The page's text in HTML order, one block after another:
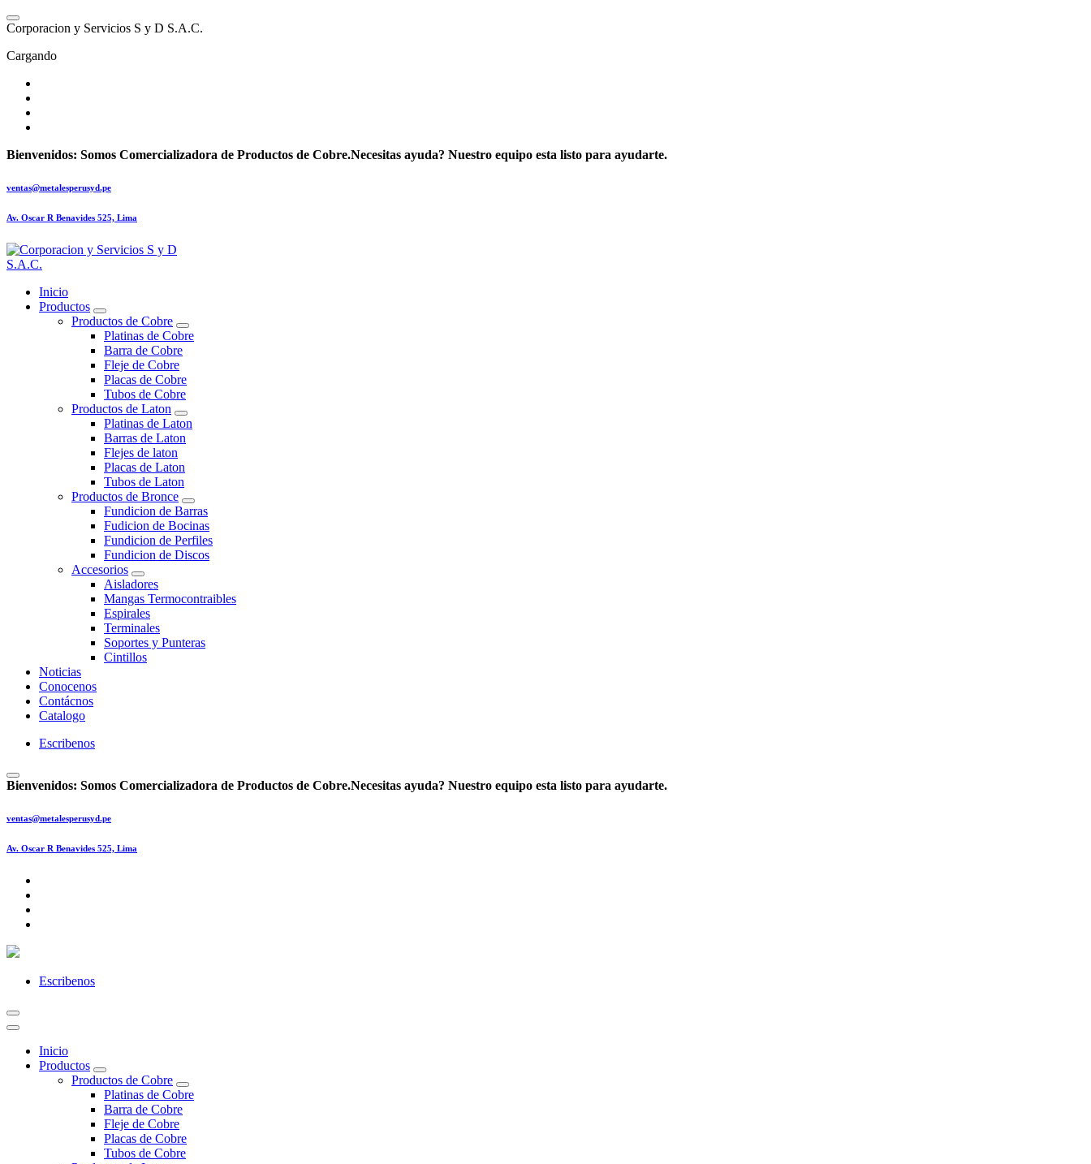
Saltar
al
Corporacion y Servicios S y D S.A.C.
Cargando
Bienvenidos: Somos Comercializadora de Productos de Cobre.Necesitas ayuda? Nuestro equipo esta listo para ayudarte.
ventas@metalesperusyd.pe
Av. Oscar R Benavides 525, Lima
Inicio
Productos
Productos de Cobre
Platinas de Cobre
Barra de Cobre
Fleje de Cobre
Placas de Cobre
Tubos de Cobre
Productos de Laton
Platinas de Laton
Barras de Laton
Flejes de laton
Placas de Laton
Tubos de Laton
Productos de Bronce
Fundicion de Barras
Fudicion de Bocinas
Fundicion de Perfiles
Fundicion de Discos
Accesorios
Aisladores
Mangas Termocontraibles
Espirales
Terminales
Soportes y Punteras
Cintillos
Noticias
Conocenos
Contácnos
Catalogo
Escribenos
Bienvenidos: Somos Comercializadora de Productos de Cobre.Necesitas ayuda? Nuestro equipo esta listo para ayudarte.
ventas@metalesperusyd.pe
Av. Oscar R Benavides 525, Lima
Escribenos
Inicio
Productos
Productos de Cobre
Platinas de Cobre
Barra de Cobre
Fleje de Cobre
Placas de Cobre
Tubos de Cobre